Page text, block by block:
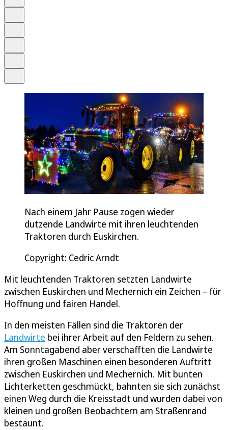
Nach einem Jahr Pause zogen wieder
dutzende Landwirte mit ihren leuchtenden
Traktoren durch Euskirchen.
Copyright: Cedric Arndt
Mit leuchtenden Traktoren setzten Landwirte
zwischen Euskirchen und Mechernich ein Zeichen – für
Hoffnung und fairen Handel.
In den meisten Fällen sind die Traktoren der
Landwirte bei ihrer Arbeit auf den Feldern zu sehen.
Am Sonntagabend aber verschafften die Landwirte
ihren großen Maschinen einen besonderen Auftritt
zwischen Euskirchen und Mechernich. Mit bunten
Lichterketten geschmückt, bahnten sie sich zunächst
einen Weg durch die Kreisstadt und wurden dabei von
kleinen und großen Beobachtern am Straßenrand
bestaunt.